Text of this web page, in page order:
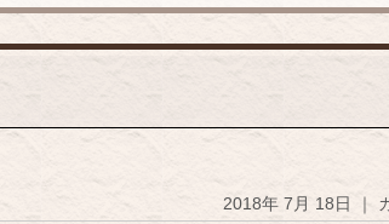
2018年 7月 18日 ｜